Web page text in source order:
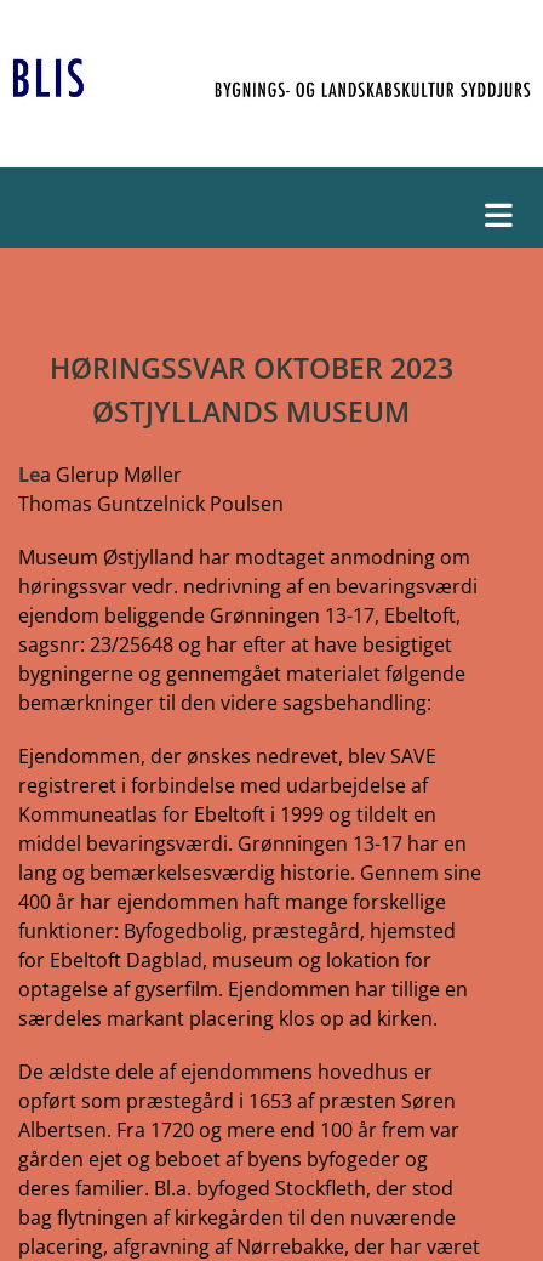
HØRINGSSVAR OKTOBER 2023
ØSTJYLLANDS MUSEUM
Lea Glerup Møller
Thomas Guntzelnick Poulsen
Museum Østjylland har modtaget anmodning om
høringssvar vedr. nedrivning af en bevaringsværdi
ejendom beliggende Grønningen 13-17, Ebeltoft,
sagsnr: 23/25648 og har efter at have besigtiget
bygningerne og gennemgået materialet følgende
bemærkninger til den videre sagsbehandling:
Ejendommen, der ønskes nedrevet, blev SAVE
registreret i forbindelse med udarbejdelse af
Kommuneatlas for Ebeltoft i 1999 og tildelt en
middel bevaringsværdi. Grønningen 13-17 har en
lang og bemærkelsesværdig historie. Gennem sine
400 år har ejendommen haft mange forskellige
funktioner: Byfogedbolig, præstegård, hjemsted
for Ebeltoft Dagblad, museum og lokation for
optagelse af gyserfilm. Ejendommen har tillige en
særdeles markant placering klos op ad kirken.
De ældste dele af ejendommens hovedhus er
opført som præstegård i 1653 af præsten Søren
Albertsen. Fra 1720 og mere end 100 år frem var
gården ejet og beboet af byens byfogeder og
deres familier. Bl.a. byfoged Stockfleth, der stod
bag flytningen af kirkegården til den nuværende
placering, afgravning af Nørrebakke, der har været